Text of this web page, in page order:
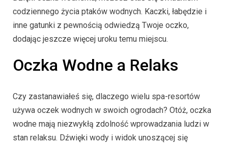
codziennego życia ptaków wodnych. Kaczki, łabędzie i
inne gatunki z pewnością odwiedzą Twoje oczko,
dodając jeszcze więcej uroku temu miejscu.
Oczka Wodne a Relaks
Czy zastanawiałeś się, dlaczego wielu spa-resortów
używa oczek wodnych w swoich ogrodach? Otóż, oczka
wodne mają niezwykłą zdolność wprowadzania ludzi w
stan relaksu. Dźwięki wody i widok unoszącej się